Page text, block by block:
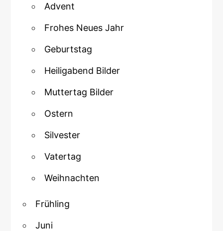
Advent
Frohes Neues Jahr
Geburtstag
Heiligabend Bilder
Muttertag Bilder
Ostern
Silvester
Vatertag
Weihnachten
Frühling
Juni